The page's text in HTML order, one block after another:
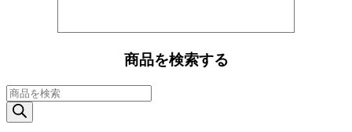
商品を検索する
商
品
検